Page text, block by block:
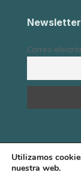
Newsletter
Correo
Utilizamos
nuestra web.